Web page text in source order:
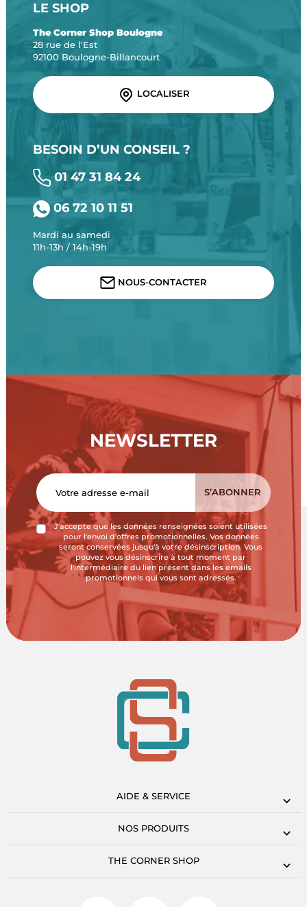
LE SHOP
The Corner Shop Boulogne
28 rue de l'Est
92100 Boulogne-Billancourt
LOCALISER
BESOIN D’UN CONSEIL ?
01 47 31 84 24
06 72 10 11 51
Mardi au samedi
11h-13h / 14h-19h
NOUS-CONTACTER
NEWSLETTER
J'accepte que les données renseignées soient utilisées
pour l'envoi d'offres promotionnelles. Vos données
seront conservées jusqu'à votre désinscription. Vous
pouvez vous désinscrire à tout moment par
l'intermédiaire du lien présent dans les emails
promotionnels qui vous sont adressés.
AIDE & SERVICE
NOS PRODUITS
THE CORNER SHOP